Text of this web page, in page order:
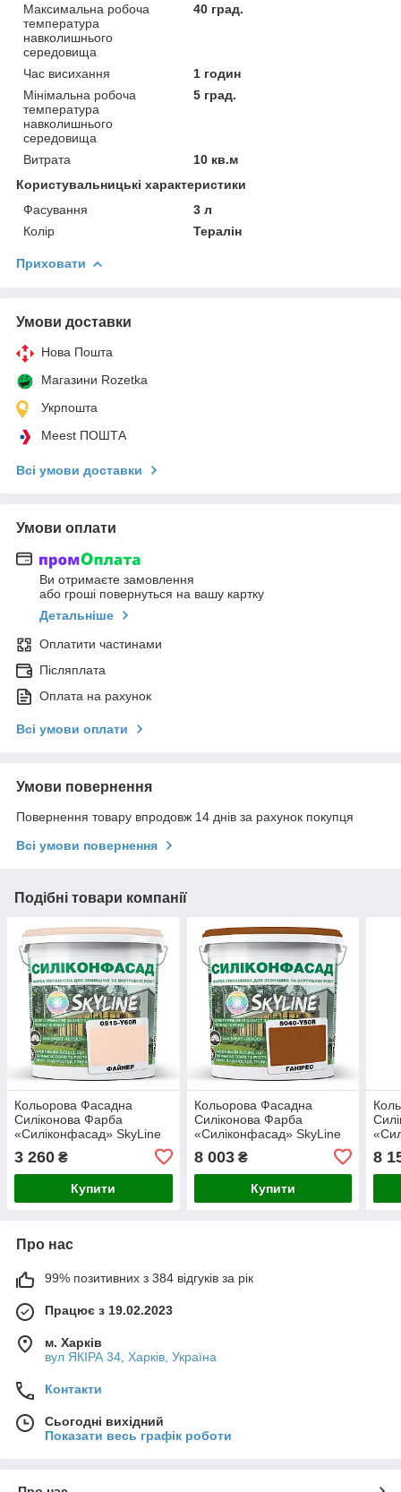
Максимальна робоча
температура
навколишнього
середовища
40 град.
Час висихання
1 годин
Мінімальна робоча
температура
навколишнього
середовища
5 град.
Витрата
10 кв.м
Користувальницькі характеристики
Фасування
3 л
Колір
Тералін
Приховати
Умови доставки
Нова Пошта
Магазини Rozetka
Укрпошта
Meest ПОШТА
Всі умови доставки
Умови оплати
Ви отримаєте замовлення
або гроші повернуться на вашу картку
Детальніше
Оплатити частинами
Післяплата
Оплата на рахунок
Всі умови оплати
Умови повернення
Повернення товару впродовж 14 днів за рахунок покупця
Всі умови повернення
Подібні товари компанії
Кольорова Фасадна
Силіконова Фарба
«Силіконфасад» SkyLine
3 260 ₴
Купити
Кольорова Фасадна
Силіконова Фарба
«Силіконфасад» SkyLine
10л
8 003₴
Купити
8
Про нас
99% позитивних з 384 відгуків за рік
Працює з 19.02.2023
м. Харків
вул ЯКІРА 34, Харків, Україна
Контакти
Сьогодні вихідний
Показати весь графік роботи